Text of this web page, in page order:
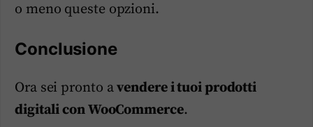
o meno queste opzioni.
Conclusione
Ora sei pronto avendere i tuoi prodotti
digitali con WooCommerce.